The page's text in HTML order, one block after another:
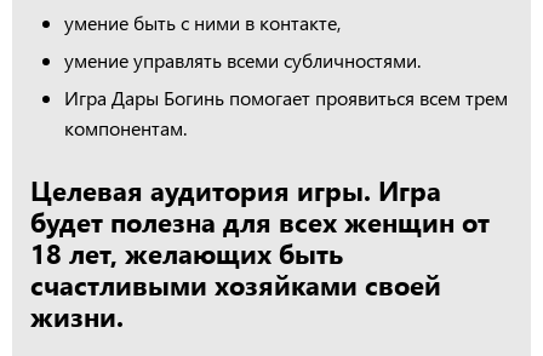
умение быть с ними в контакте,
умение управлять всеми субличностями.
Игра Дары Богинь помогает проявиться всем трем
компонентам.
Целевая аудитория игры. Игра
будет полезна для всех женщин от
18 лет, желающих быть
счастливыми хозяйками своей
жизни.